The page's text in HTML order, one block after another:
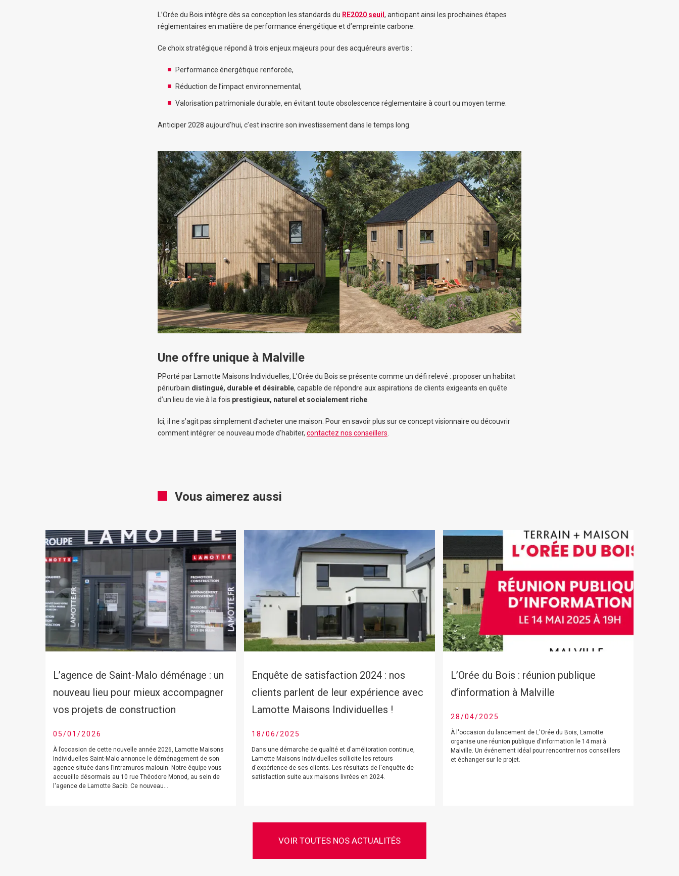
L’Orée du Bois intègre dès sa conception les standards du RE2020 seuil , anticipant ainsi les prochaines étapes
réglementaires en matière de performance énergétique et d’empreinte carbone.
Ce choix stratégique répond à trois enjeux majeurs pour des acquéreurs avertis :
Performance énergétique renforcée,
Réduction de l’impact environnemental,
Valorisation patrimoniale durable, en évitant toute obsolescence réglementaire à court ou moyen terme.
Anticiper 2028 aujourd’hui, c’est inscrire son investissement dans le temps long.
Une offre unique à Malville
PPorté par Lamotte Maisons Individuelles, L’Orée du Bois se présente comme un défi relevé : proposer un habitat
périurbain distingué, durable et désirable, capable de répondre aux aspirations de clients exigeants en quête
d’un lieu de vie à la fois prestigieux, naturel et socialement riche
Ici, il ne s’agit pas simplement d’acheter une maison. Pour en savoir plus sur ce concept visionnaire ou découvrir
comment intégrer ce nouveau mode d’habiter, contactez nos conseillers
Vous aimerez aussi
L’agence de Saint-Malo déménage : un
nouveau lieu pour mieux accompagner
vos projets de construction
05/01/2026
À l’occasion de cette nouvelle année 2026, Lamotte Maisons
Individuelles Saint-Malo annonce le déménagement de son
agence située dans l’intramuros malouin. Notre équipe vous
accueille désormais au 10 rue Théodore Monod, au sein de
l'agence de Lamotte Sacib. Ce nouveau...
Enquête de satisfaction 2024 : nos
clients parlent de leur expérience avec
Lamotte Maisons Individuelles !
18/06/2025
Dans une démarche de qualité et d'amélioration continue,
Lamotte Maisons Individuelles sollicite les retours
d'expérience de ses clients. Les résultats de l'enquête de
satisfaction suite aux maisons livrées en 2024.
L’Orée du Bois : réunion publique
d’information à Malville
28/04/2025
À l'occasion du lancement de L'Orée du Bois, Lamotte
organise une réunion publique d'information le 14 mai à
Malville. Un événement idéal pour rencontrer nos conseillers
et échanger sur le projet.
VOIR TOUTES NOS ACTUALITÉS